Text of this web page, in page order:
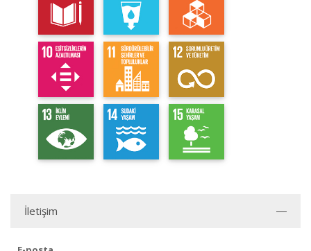
İletişim